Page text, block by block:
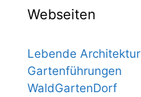
Webseiten
Lebende Architektur
Gartenführungen
WaldGartenDorf